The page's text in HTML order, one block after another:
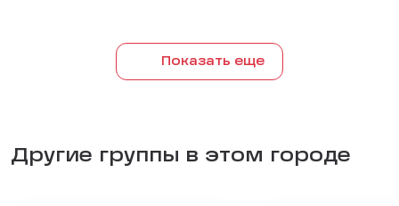
Показать еще
Другие группы в этом городе